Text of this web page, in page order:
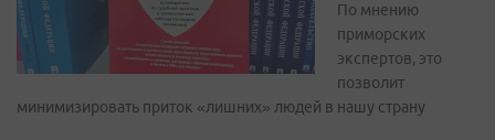
По мнению
приморских
экспертов, это
позволит
минимизировать приток «лишних» людей в нашу страну